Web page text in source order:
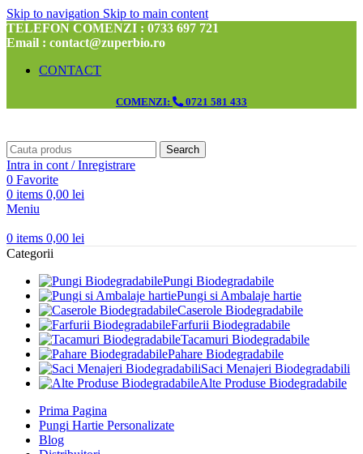
Skip to navigation Skip to main content
TELEFON COMENZI : 0733 697 721
Email : contact@zuperbio.ro
CONTACT
COMENZI: 0721 581 433
Search
Intra in cont / Inregistrare
0 Favorite
0 items 0,00 lei
Meniu
0 items 0,00 lei
Categorii
Pungi Biodegradabile
Pungi si Ambalaje hartie
Caserole Biodegradabile
Farfurii Biodegradabile
Tacamuri Biodegradabile
Pahare Biodegradabile
Saci Menajeri Biodegradabili
Alte Produse Biodegradabile
Prima Pagina
Pungi Hartie Personalizate
Blog